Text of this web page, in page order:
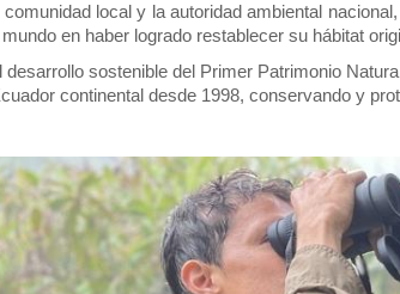
comunidad local y la autoridad ambiental
en haber logrado restablecer su hábitat
desarrollo sostenible del Primer Patrimonio
continental desde 1998, conservando y